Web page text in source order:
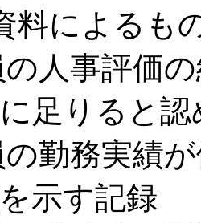
料によるも
人事評価の
足りると
勤務実績が
示す記録